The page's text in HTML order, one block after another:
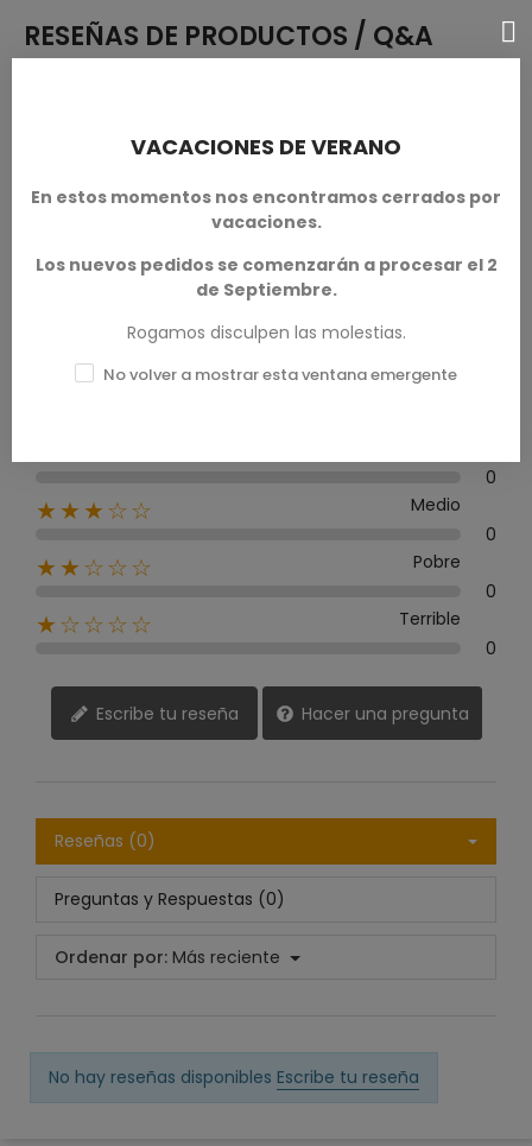
RESEÑAS DE PRODUCTOS / Q&A
Calificación media
0.0
0 Reseña
Excelente
0
★★★☆☆
Medio
0
★★☆☆☆
Pobre
0
★☆☆☆☆
Terrible
0
Escribe tu reseña Hacer una pregunta
Reseñas (0)
Preguntas y Respuestas (0)
Ordenar por: Más reciente
No hay reseñas disponibles Escribe tu reseña
VACACIONES DE VERANO
En estos momentos nos encontramos cerrados por
vacaciones.
Los nuevos pedidos se comenzarán a procesar el 2
de Septiembre.
Rogamos disculpen las molestias.
No volver a mostrar esta ventana emergente